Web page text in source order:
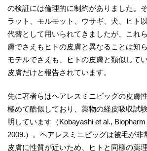
の検証には倫理的に制約がありました。
ラット、モルモット、ウサギ、犬、ヒト
代替として用いられてきましたが、これ
膚でさえもヒトの皮膚と異なることは知
モデルでさえも、ヒトの皮膚と類似して
皮膚だけと報告されています。
先に著者らはヘアレスミニピッグの皮膚
極めて酷似しており、薬物の経皮吸収試
明しています（Kobayashi et al.,
2009.）。ヘアレスミニピッグは被毛が非
皮膚に性質が近いため、ヒトと同様の薬